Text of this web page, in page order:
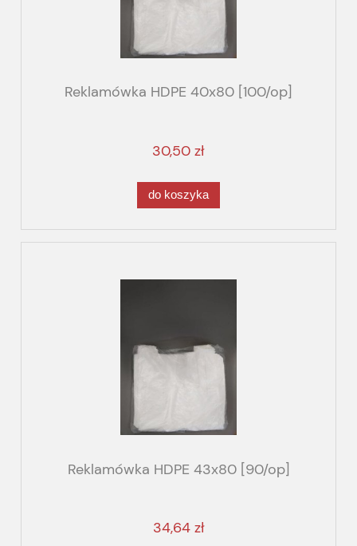
Reklamówka HDPE 40x80 [100/op]
30,50 zł
do koszyka
Reklamówka HDPE 43x80 [90/op]
34,64 zł